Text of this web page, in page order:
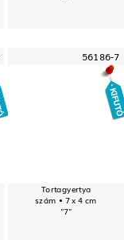
56186-7
Tortagyertya
szám • 7 x 4 cm
"7"